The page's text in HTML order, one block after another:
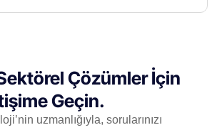
Çözümler İçin
Geçin.
uzmanlığıyla, sorularınızı